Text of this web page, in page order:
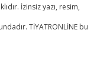
İzinsiz yazı, resim,
TİYATRONLİNE bu